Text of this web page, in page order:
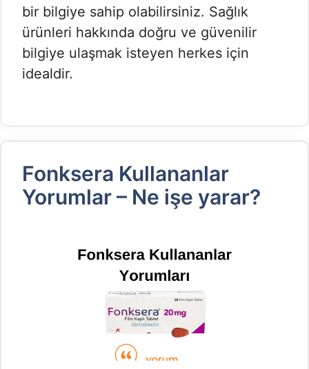
bir bilgiye sahip olabilirsiniz. Sağlık
ürünleri hakkında doğru ve güvenilir
bilgiye ulaşmak isteyen herkes için
idealdir.
Fonksera Kullananlar
Yorumlar – Ne işe yarar?